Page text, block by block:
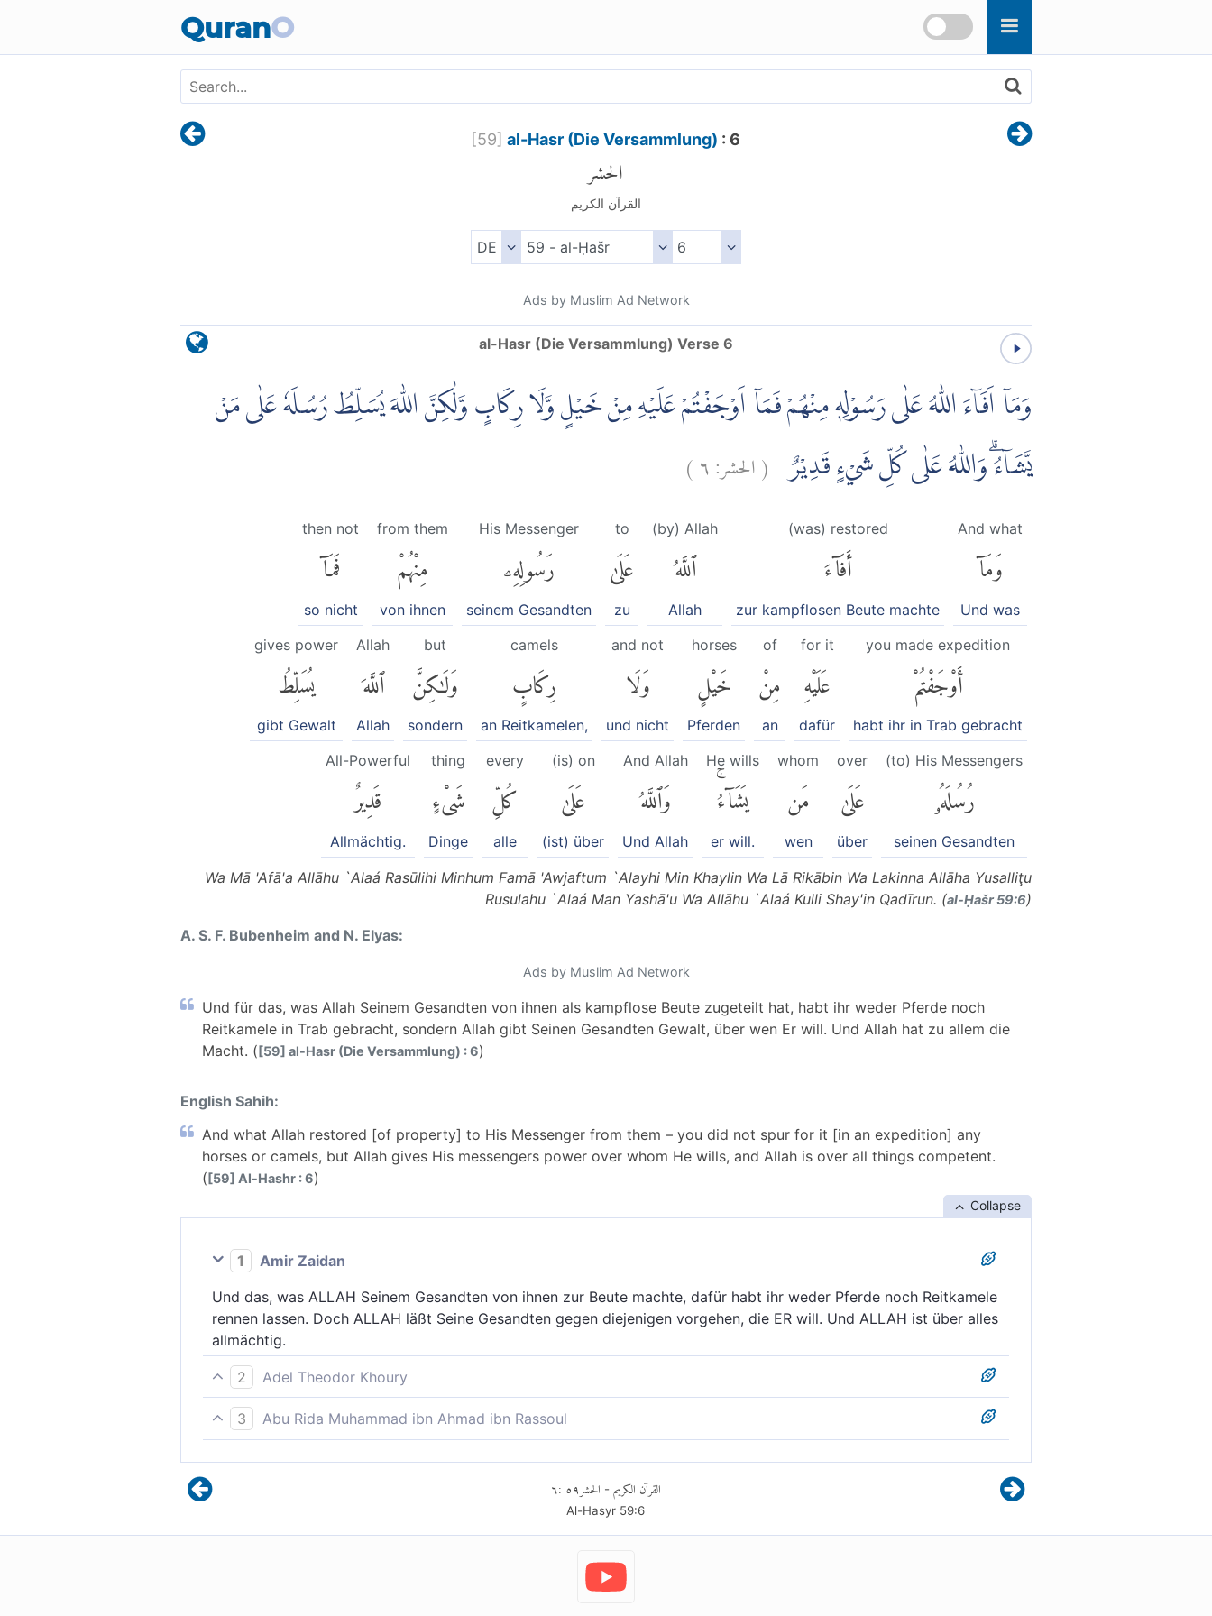
QuranO
[59] al-Hasr (Die Versammlung) : 6
الحشر
القرآن الكريم
Ads by Muslim Ad Network
al-Hasr (Die Versammlung) Verse 6
وَمَآ اَفَاۤءَ اللّٰهُ عَلٰى رَسُوْلِهٖ مِنْهُمْ فَمَآ اَوْجَفْتُمْ عَلَيْهِ مِنْ خَيْلٍ وَّلَا رِكَابٍ وَّلٰكِنَّ اللّٰهَ يُسَلِّطُ رُسُلَهٗ عَلٰى مَنْ
يَّشَاۤءُۗ وَاللّٰهُ عَلٰى كُلِّ شَيْءٍ قَدِيْرٌ (الحشر:٦)
And what
وَمَآ
Und was
(was) restored
أَفَآءَ
zur kampflosen Beute machte
(by) Allah
ٱللَّهُ
Allah
to
عَلَىٰ
zu
His Messenger
رَسُولِهِۦ
seinem Gesandten
from them
مِنْهُمْ
von ihnen
then not
فَمَآ
so nicht
you made expedition
أَوْجَفْتُمْ
habt ihr in Trab gebracht
for it
عَلَيْهِ
dafür
of
مِنْ
an
horses
خَيْلٍ
Pferden
and not
وَلَا
und nicht
camels
رِكَابٍ
an Reitkamelen,
but
وَلَٰكِنَّ
sondern
Allah
ٱللَّهَ
Allah
gives power
يُسَلِّطُ
gibt Gewalt
(to) His Messengers
رُسُلَهُۥ
seinen Gesandten
over
عَلَىٰ
über
whom
مَن
wen
He wills
يَشَآءُۚ
er will.
And Allah
وَٱللَّهُ
Und Allah
(is) on
عَلَىٰ
(ist) über
every
كُلِّ
alle
thing
شَىْءٍ
Dinge
All-Powerful
قَدِيرٌ
Allmächtig.
Wa Mā 'Afā'a Allāhu `Alaá Rasūlihi Minhum Famā 'Awjaftum `Alayhi Min Khaylin Wa Lā Rikābin Wa Lakinna Allāha Yusalliţu
Rusulahu `Alaá Man Yashā'u Wa Allāhu `Alaá Kulli Shay'in Qadīrun. (al-Ḥašr 59:6)
A. S. F. Bubenheim and N. Elyas:
Ads by Muslim Ad Network
Und für das, was Allah Seinem Gesandten von ihnen als kampflose Beute zugeteilt hat, habt ihr weder Pferde noch
Reitkamele in Trab gebracht, sondern Allah gibt Seinen Gesandten Gewalt, über wen Er will. Und Allah hat zu allem die
Macht. ([59] al-Hasr (Die Versammlung) : 6)
English Sahih:
And what Allah restored [of property] to His Messenger from them – you did not spur for it [in an expedition] any
horses or camels, but Allah gives His messengers power over whom He wills, and Allah is over all things competent.
([59] Al-Hashr : 6)
Collapse
1
Amir Zaidan
Und das, was ALLAH Seinem Gesandten von ihnen zur Beute machte, dafür habt ihr weder Pferde noch Reitkamele
rennen lassen. Doch ALLAH läßt Seine Gesandten gegen diejenigen vorgehen, die ER will. Und ALLAH ist über alles
allmächtig.
2
Adel Theodor Khoury
Und für das, was Gott seinem Gesandten von ihnen als Beute zugeteilt hat, habt ihr weder Pferde noch Kamele
anspornen müssen. Gott verleiht vielmehr seinen Gesandten Gewalt, über wen Er will. Und Gott hat Macht zu allen
3
Abu Rida Muhammad ibn Ahmad ibn Rassoul
القرآن الكريم - الحشر٥٩:٦
Al-Hasyr 59:6